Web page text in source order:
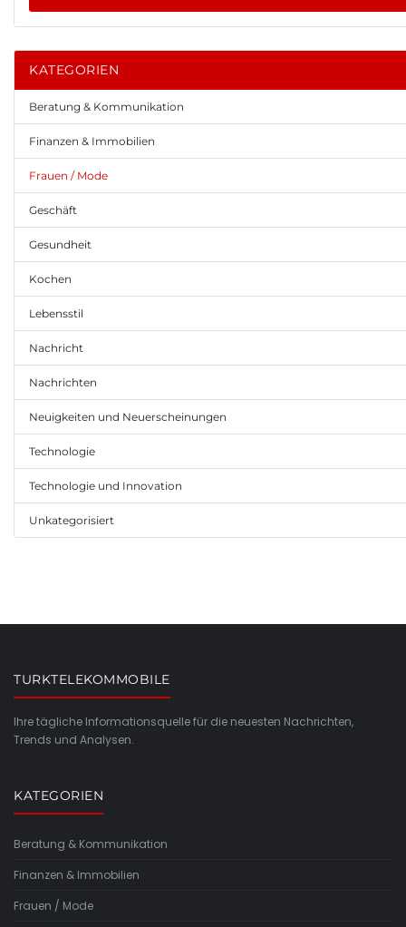
KATEGORIEN
Beratung & Kommunikation
Finanzen & Immobilien
Frauen / Mode
Geschäft
Gesundheit
Kochen
Lebensstil
Nachricht
Nachrichten
Neuigkeiten und Neuerscheinungen
Technologie
Technologie und Innovation
Unkategorisiert
TURKTELEKOMMOBILE
Ihre tägliche Informationsquelle für die neuesten Nachrichten,
Trends und Analysen.
KATEGORIEN
Beratung & Kommunikation
Finanzen & Immobilien
Frauen / Mode